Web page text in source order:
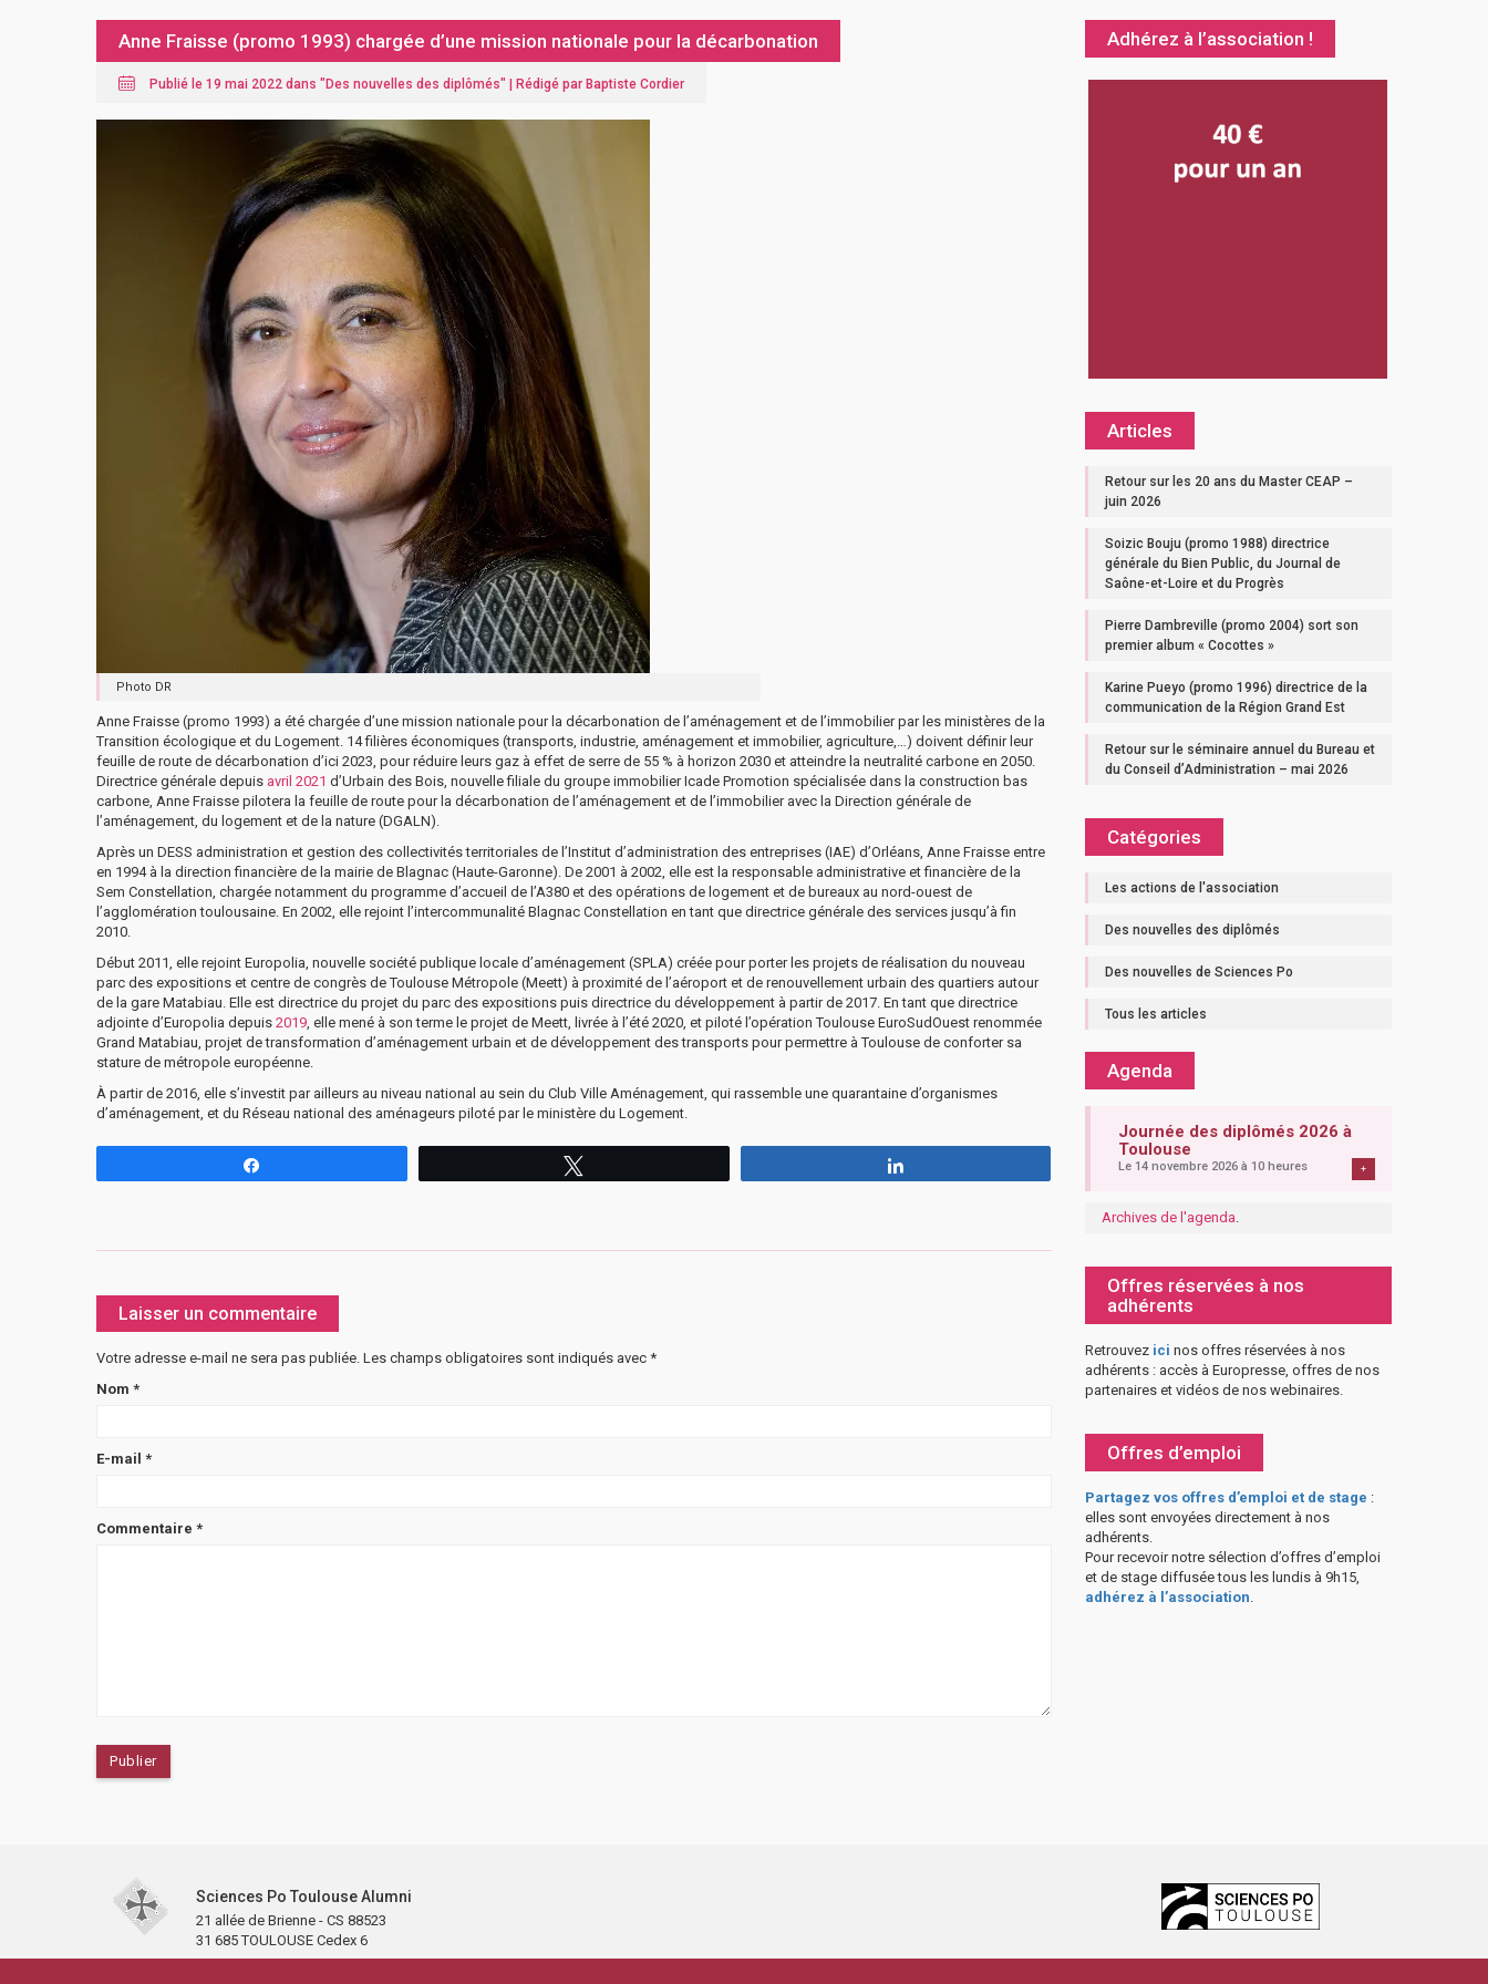
Anne Fraisse (promo 1993) chargée d’une mission nationale pour la décarbonation
Publié le 19 mai 2022 dans "Des nouvelles des diplômés" | Rédigé par Baptiste Cordier
Photo DR
Anne Fraisse (promo 1993) a été chargée d’une mission nationale pour la décarbonation de l’aménagement et de l’immobilier par les ministères de la
Transition écologique et du Logement. 14 filières économiques (transports, industrie, aménagement et immobilier, agriculture,…) doivent définir leur
feuille de route de décarbonation d’ici 2023, pour réduire leurs gaz à effet de serre de 55 % à horizon 2030 et atteindre la neutralité carbone en 2050.
Directrice générale depuis avril 2021 d’Urbain des Bois, nouvelle filiale du groupe immobilier Icade Promotion spécialisée dans la construction bas
carbone, Anne Fraisse pilotera la feuille de route pour la décarbonation de l’aménagement et de l’immobilier avec la Direction générale de
l’aménagement, du logement et de la nature (DGALN).
Après un DESS administration et gestion des collectivités territoriales de l’Institut d’administration des entreprises (IAE) d’Orléans, Anne Fraisse entre
en 1994 à la direction financière de la mairie de Blagnac (Haute-Garonne). De 2001 à 2002, elle est la responsable administrative et financière de la
Sem Constellation, chargée notamment du programme d’accueil de l’A380 et des opérations de logement et de bureaux au nord-ouest de
l’agglomération toulousaine. En 2002, elle rejoint l’intercommunalité Blagnac Constellation en tant que directrice générale des services jusqu’à fin
2010.
Début 2011, elle rejoint Europolia, nouvelle société publique locale d’aménagement (SPLA) créée pour porter les projets de réalisation du nouveau
parc des expositions et centre de congrès de Toulouse Métropole (Meett) à proximité de l’aéroport et de renouvellement urbain des quartiers autour
de la gare Matabiau. Elle est directrice du projet du parc des expositions puis directrice du développement à partir de 2017. En tant que directrice
adjointe d’Europolia depuis 2019 , elle mené à son terme le projet de Meett, livrée à l’été 2020, et piloté l’opération Toulouse EuroSudOuest renommée
Grand Matabiau, projet de transformation d’aménagement urbain et de développement des transports pour permettre à Toulouse de conforter sa
stature de métropole européenne.
À partir de 2016, elle s’investit par ailleurs au niveau national au sein du Club Ville Aménagement, qui rassemble une quarantaine d’organismes
d’aménagement, et du Réseau national des aménageurs piloté par le ministère du Logement.
Laisser un commentaire
Votre adresse e-mail ne sera pas publiée. Les champs obligatoires sont indiqués avec *
Nom *
E-mail *
Commentaire *
Adhérez à l’association !
Articles
Retour sur les 20 ans du Master CEAP –
juin 2026
Soizic Bouju (promo 1988) directrice
générale du Bien Public, du Journal de
Saône-et-Loire et du Progrès
Pierre Dambreville (promo 2004) sort son
premier album « Cocottes »
Karine Pueyo (promo 1996) directrice de la
communication de la Région Grand Est
Retour sur le séminaire annuel du Bureau et
du Conseil d’Administration – mai 2026
Catégories
Les actions de l'association
Des nouvelles des diplômés
Des nouvelles de Sciences Po
Tous les articles
Agenda
Journée des diplômés 2026 à
Toulouse
Le 14 novembre 2026 à 10 heures +
Archives de l'agenda.
Offres réservées à nos
adhérents
Retrouvez ici nos offres réservées à nos
adhérents : accès à Europresse, offres de nos
partenaires et vidéos de nos webinaires.
Offres d’emploi
Partagez vos offres d’emploi et de stage :
elles sont envoyées directement à nos
adhérents.
Pour recevoir notre sélection d’offres d’emploi
et de stage diffusée tous les lundis à 9h15,
adhérez à l’association.
Sciences Po Toulouse Alumni
21 allée de Brienne - CS 88523
31 685 TOULOUSE Cedex 6